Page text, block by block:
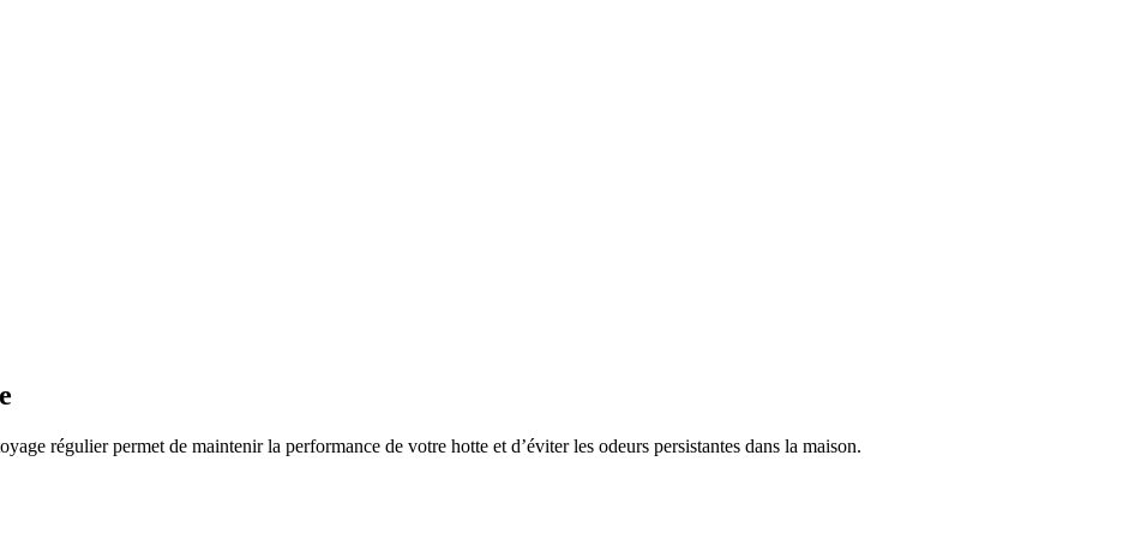
régulier permet de maintenir la performance de votre hotte et d’éviter les odeurs persistantes dans la maison.